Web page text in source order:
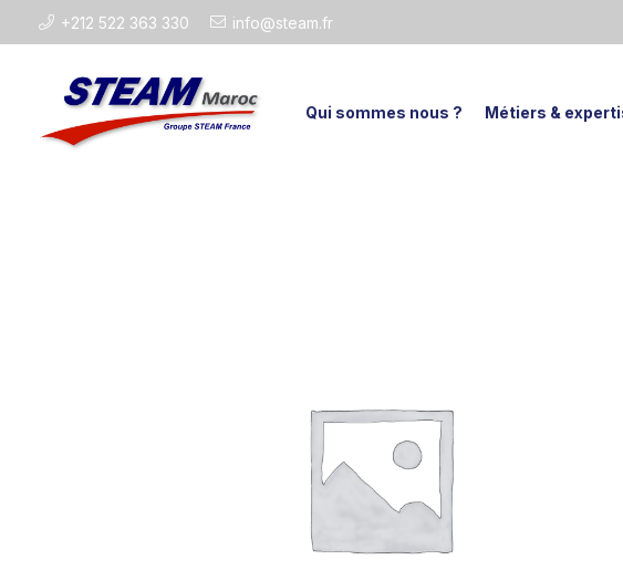
+212 522 363 330 info@steam.fr
Qui sommes nous ? Métiers &